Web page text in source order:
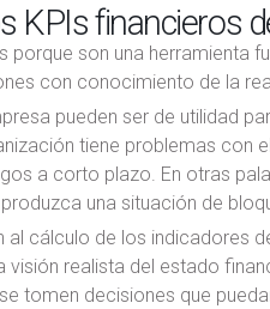
KPIs financieros
porque son una herramienta
con conocimiento de la
pueden ser de utilidad
tiene problemas con
a corto plazo. En otras
una situación de
cálculo de los indicadores
visión realista del estado
tomen decisiones que